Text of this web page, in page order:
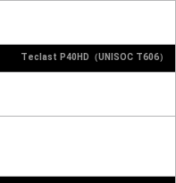
Teclast P40HD（UNISOC T606）